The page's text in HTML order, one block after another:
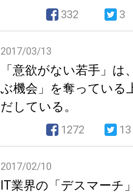
332 3
2017/03/13
「意欲がない若手」は
ぶ機会」を奪っている
だしている。
1272 13
2017/02/10
IT業界の「デスマーチ